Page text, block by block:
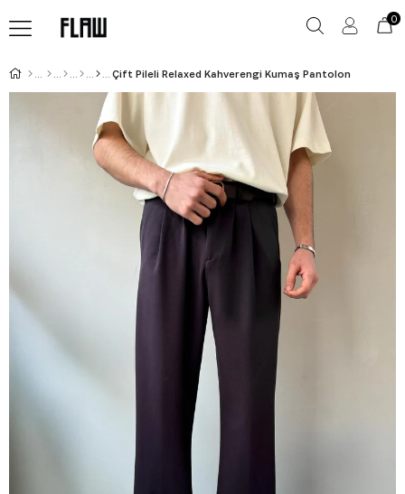
0
Çift Pileli Relaxed Kahverengi Kumaş Pantolon